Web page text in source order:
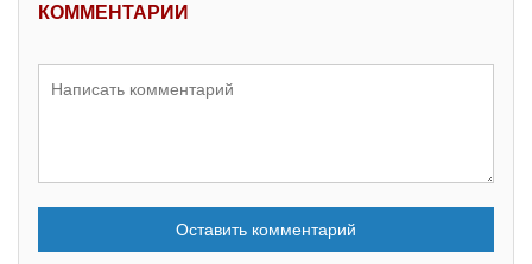
КОММЕНТАРИИ
Оставить комментарий